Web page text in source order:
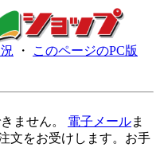
・ このページのPC版
ません。 電子メールま
文をお受けします。お手